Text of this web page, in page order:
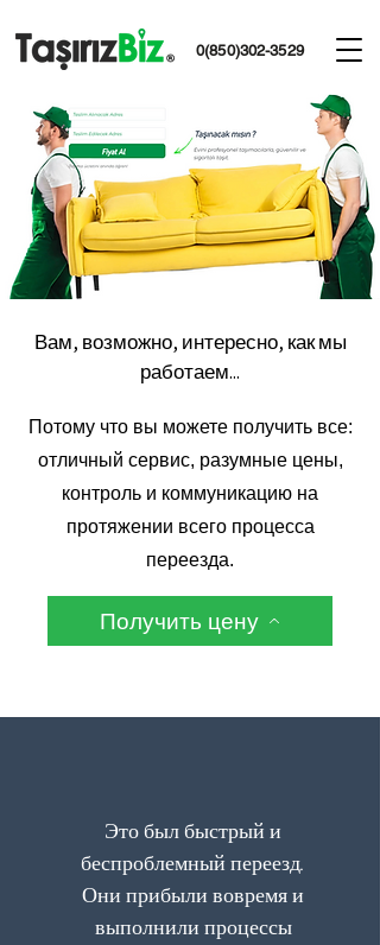
0(850)302-3529
Вам, возможно, интересно, как мы
работаем...
Потому что вы можете получить все:
отличный сервис, разумные цены,
контроль и коммуникацию на
протяжении всего процесса
переезда.
Получить цену
Это был быстрый и
беспроблемный переезд.
Они прибыли вовремя и
выполнили процессы